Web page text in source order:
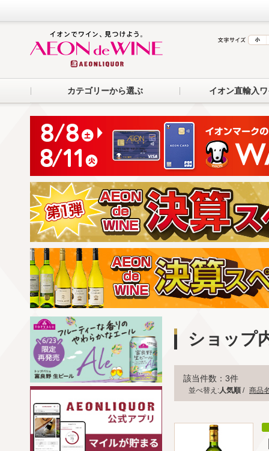
カテゴリーから選ぶ イオン直輸入
ショップ
該当件数：3件
並べ替え:人気順 / 商品